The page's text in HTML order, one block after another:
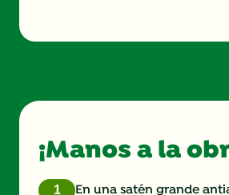
Fat (g)
Fibre (g)
¡Manos a la
En una satén grande